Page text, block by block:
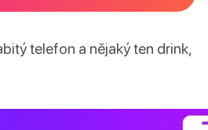
telefon a nějaký ten drink,